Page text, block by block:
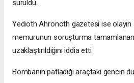
sürüldü.
Yedioth Ahronoth gazetesi ise olayın
memurunun soruşturma
uzaklaştırıldığını iddia etti.
Bombanın patladığı araçtaki gencin